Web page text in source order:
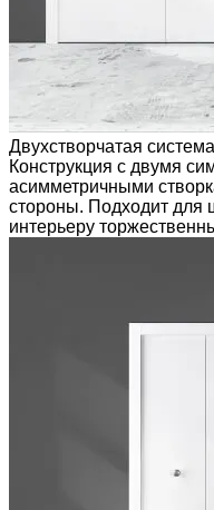
Двухстворчатая система
Конструкция с двумя
асимметричными
стороны. Подходит для
интерьеру